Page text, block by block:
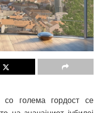
голема гордост се